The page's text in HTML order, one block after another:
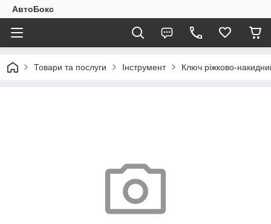
АвтоБокс
Товари та послуги Інструмент Ключ ріжково-